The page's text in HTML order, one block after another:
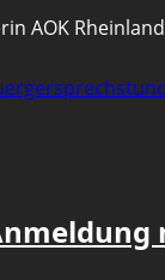
AOK